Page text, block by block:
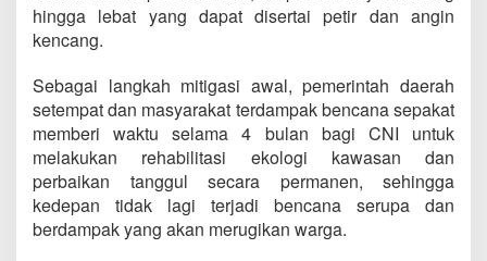
hingga lebat yang dapat disertai petir dan angin
kencang.
Sebagai langkah mitigasi awal, pemerintah daerah
setempat dan masyarakat terdampak bencana sepakat
memberi waktu selama 4 bulan bagi CNI untuk
melakukan rehabilitasi ekologi kawasan dan
perbaikan tanggul secara permanen, sehingga
kedepan tidak lagi terjadi bencana serupa dan
berdampak yang akan merugikan warga.